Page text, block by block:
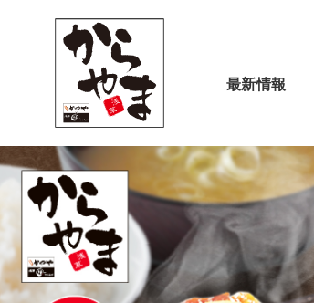
最新情報